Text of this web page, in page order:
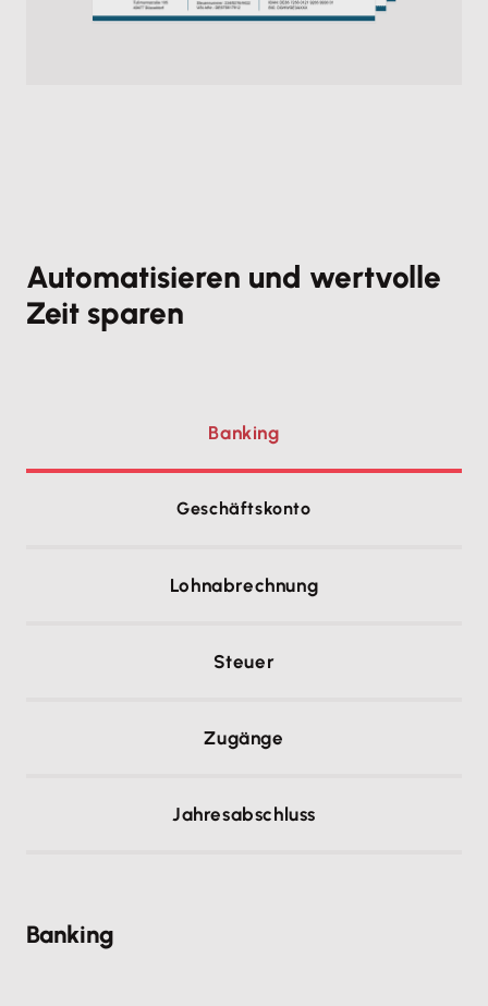
Automatisieren und wertvolle
Zeit sparen
Banking
Geschäftskonto
Lohnabrechnung
Steuer
Zugänge
Jahresabschluss
Banking